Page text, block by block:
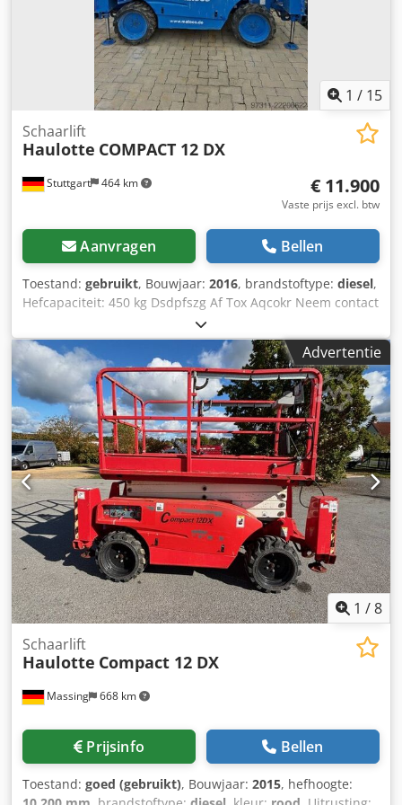
18,5 kW (diesel) Rijsnelheid: 0,8 - 5,5 km/u Draaicirkel: 3,5
m Totaalgewicht: 4.110 kg Normale gebruikssporen
1 / 15
Stuttgart 464 km
Schaarlift
Haulotte COMPACT 12 DX
€ 11.900
Vaste prijs excl. btw
Aanvragen Bellen
Toestand: gebruikt, Bouwjaar: 2016, brandstoftype: diesel,
Hefcapaciteit: 450 kg Dsdpfszg Af Tox Aqcokr Neem contact
op met het gebruikte apparatuurcentrum voor meer
informatie.
Advertentie
1 /8
Massing 668 km
Schaarlift
Haulotte Compact 12 DX
Prijsinfo Bellen
Toestand: goed (gebruikt), Bouwjaar: 2015, hefhoogte: